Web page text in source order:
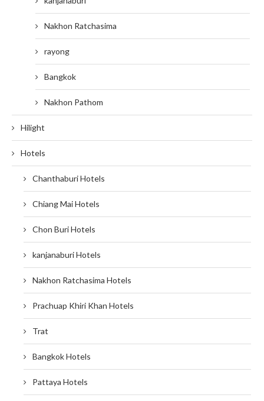
Nakhon Ratchasima
rayong
Bangkok
Nakhon Pathom
Hilight
Hotels
Chanthaburi Hotels
Chiang Mai Hotels
Chon Buri Hotels
kanjanaburi Hotels
Nakhon Ratchasima Hotels
Prachuap Khiri Khan Hotels
Trat
Bangkok Hotels
Pattaya Hotels